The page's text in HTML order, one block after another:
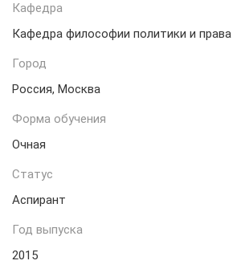
Кафедра
Кафедра философии политики и права
Город
Россия, Москва
Форма обучения
Очная
Статус
Аспирант
Год выпуска
2015